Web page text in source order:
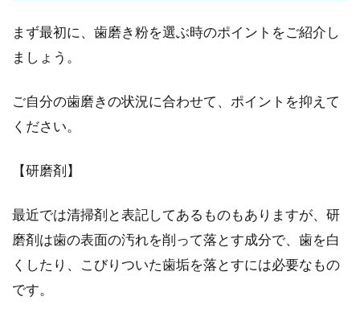
舌がヒリヒリして赤い斑点がある！
こんな時の原因と対処法
まず最初に、歯磨き粉を選ぶ時のポイントをご紹介し
ましょう。
ご自分の歯磨きの状況に合わせて、ポイントを抑えて
ください。
【研磨剤】
最近では清掃剤と表記してあるものもありますが、研
磨剤は歯の表面の汚れを削って落とす成分で、歯を白
くしたり、こびりついた歯垢を落とすには必要なもの
です。